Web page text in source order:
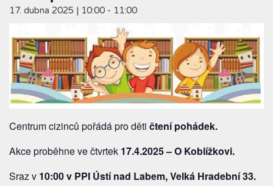
17. dubna 2025 | 10:00 - 11:00
Centrum cizinců pořádá pro děti čtení pohádek.
Akce proběhne ve čtvrtek 17.4.2025 – O Koblížkovi.
Sraz v 10:00 v PPI Ústí nad Labem, Velká Hradební 33.